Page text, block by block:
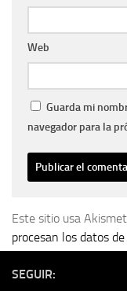
Web
Guarda mi
navegador para la
Este sitio usa
procesan los datos
SEGUIR: